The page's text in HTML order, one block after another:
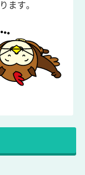
ます。